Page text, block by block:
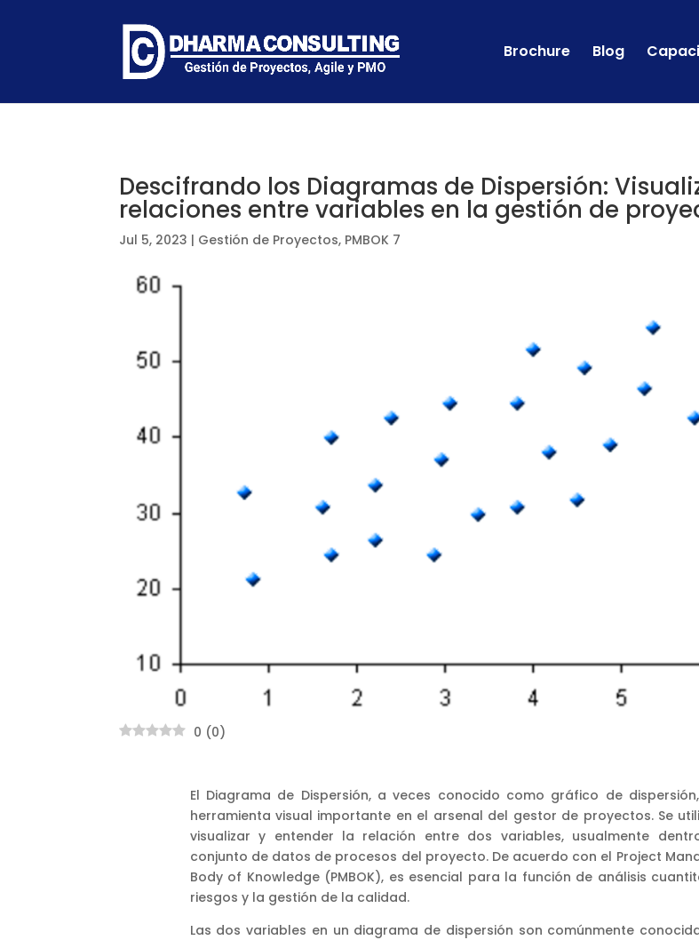
Brochure Blog
Descifrando los Diagramas de Dispersión:
relaciones entre variables en la gestión de
Jul 5, 2023 | Gestión de Proyectos, PMBOK 7
0 (0)
El Diagrama de Dispersión, a veces conocido como gráfico de
herramienta visual importante en el arsenal del gestor de proyectos. Se
visualizar y entender la relación entre dos variables, usualmente
conjunto de datos de procesos del proyecto. De acuerdo con el Project
Body of Knowledge (PMBOK), es esencial para la función de análisis
riesgos y la gestión de la calidad.
Las dos variables en un diagrama de dispersión son comúnmente